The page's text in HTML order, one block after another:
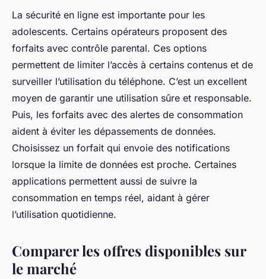
La sécurité en ligne est importante pour les
adolescents. Certains opérateurs proposent des
forfaits avec contrôle parental. Ces options
permettent de limiter l’accès à certains contenus et de
surveiller l’utilisation du téléphone. C’est un excellent
moyen de garantir une utilisation sûre et responsable.
Puis, les forfaits avec des alertes de consommation
aident à éviter les dépassements de données.
Choisissez un forfait qui envoie des notifications
lorsque la limite de données est proche. Certaines
applications permettent aussi de suivre la
consommation en temps réel, aidant à gérer
l’utilisation quotidienne.
Comparer les offres disponibles sur
le marché